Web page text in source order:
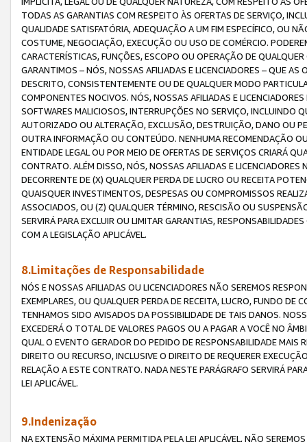
TODAS AS GARANTIAS COM RESPEITO ÀS OFERTAS DE SERVIÇO,
QUALIDADE SATISFATÓRIA, ADEQUAÇÃO A UM FIM ESPECÍFICO, OU
COSTUME, NEGOCIAÇÃO, EXECUÇÃO OU USO DE COMÉRCIO.
CARACTERÍSTICAS, FUNÇÕES, ESCOPO OU OPERAÇÃO DE
GARANTIMOS – NÓS, NOSSAS AFILIADAS E LICENCIADORES – QUE
DESCRITO, CONSISTENTEMENTE OU DE QUALQUER MODO
COMPONENTES NOCIVOS. NÓS, NOSSAS AFILIADAS E
SOFTWARES MALICIOSOS, INTERRUPÇÕES NO SERVIÇO, INCLUINDO
AUTORIZADO OU ALTERAÇÃO, EXCLUSÃO, DESTRUIÇÃO, DANO OU
OUTRA INFORMAÇÃO OU CONTEÚDO. NENHUMA RECOMENDAÇÃO
ENTIDADE LEGAL OU POR MEIO DE OFERTAS DE SERVIÇOS CRIARÁ
CONTRATO. ALÉM DISSO, NÓS, NOSSAS AFILIADAS E
DECORRENTE DE (X) QUALQUER PERDA DE LUCRO OU RECEITA
QUAISQUER INVESTIMENTOS, DESPESAS OU COMPROMISSOS
ASSOCIADOS, OU (Z) QUALQUER TÉRMINO, RESCISÃO OU
SERVIRÁ PARA EXCLUIR OU LIMITAR GARANTIAS,
COM A LEGISLAÇÃO APLICÁVEL.
8.Limitações de Responsabilidade
NÓS E NOSSAS AFILIADAS OU LICENCIADORES NÃO SEREMOS
EXEMPLARES, OU QUALQUER PERDA DE RECEITA, LUCRO, FUNDO
TENHAMOS SIDO AVISADOS DA POSSIBILIDADE DE TAIS DANOS.
EXCEDERÁ O TOTAL DE VALORES PAGOS OU A PAGAR A VOCÊ NO
QUAL O EVENTO GERADOR DO PEDIDO DE RESPONSABILIDADE
DIREITO OU RECURSO, INCLUSIVE O DIREITO DE REQUERER
RELAÇÃO A ESTE CONTRATO. NADA NESTE PARÁGRAFO SERVIRÁ
LEI APLICÁVEL.
9.Indenização
NA EXTENSÃO MÁXIMA PERMITIDA PELA LEI APLICÁVEL, NÃO